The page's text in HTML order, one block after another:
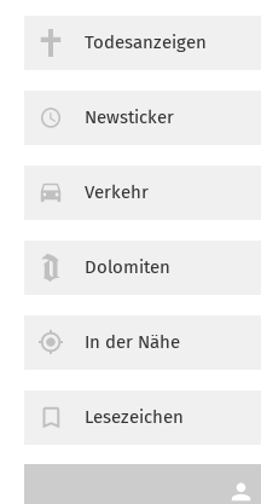
Todesanzeigen
Newsticker
Verkehr
Dolomiten
In der Nähe
Lesezeichen